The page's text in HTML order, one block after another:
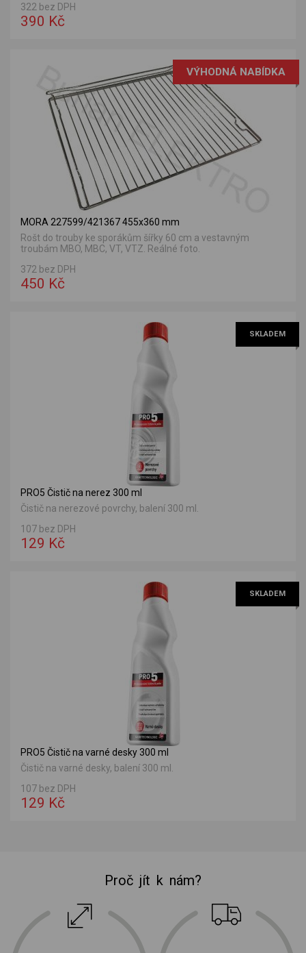
322 bez DPH
390 Kč
VÝHODNÁ NABÍDKA
MORA 227599/421367 455x360 mm
Rošt do trouby ke sporákům šířky 60 cm a vestavným
troubám MBO, MBC, VT, VTZ. Reálné foto.
372 bez DPH
450 Kč
SKLADEM
PRO5 Čistič na nerez 300 ml
Čistič na nerezové povrchy, balení 300 ml.
107 bez DPH
129 Kč
SKLADEM
PRO5 Čistič na varné desky 300 ml
Čistič na varné desky, balení 300 ml.
107 bez DPH
129 Kč
Proč jít k nám?